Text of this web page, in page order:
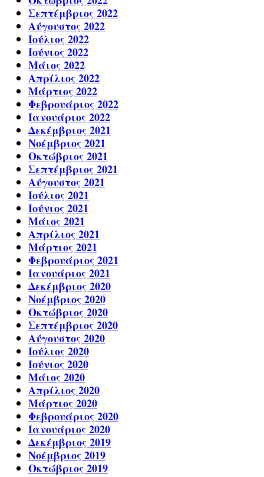
Σεπτέμβριος 2022
Αύγουστος 2022
Ιούλιος 2022
Ιούνιος 2022
Μάιος 2022
Απρίλιος 2022
Μάρτιος 2022
Φεβρουάριος 2022
Ιανουάριος 2022
Δεκέμβριος 2021
Νοέμβριος 2021
Οκτώβριος 2021
Σεπτέμβριος 2021
Αύγουστος 2021
Ιούλιος 2021
Ιούνιος 2021
Μάιος 2021
Απρίλιος 2021
Μάρτιος 2021
Φεβρουάριος 2021
Ιανουάριος 2021
Δεκέμβριος 2020
Νοέμβριος 2020
Οκτώβριος 2020
Σεπτέμβριος 2020
Αύγουστος 2020
Ιούλιος 2020
Ιούνιος 2020
Μάιος 2020
Απρίλιος 2020
Μάρτιος 2020
Φεβρουάριος 2020
Ιανουάριος 2020
Δεκέμβριος 2019
Νοέμβριος 2019
Οκτώβριος 2019